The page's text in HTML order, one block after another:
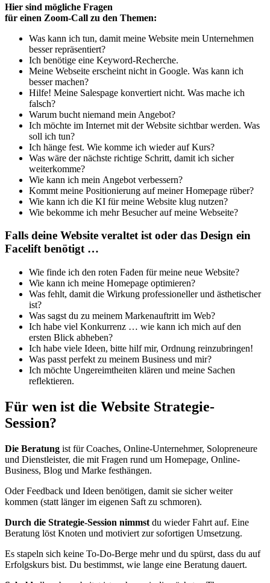
Hier sind mögliche Fragen
für einen Zoom-Call zu den Themen:
Was kann ich tun, damit meine Website mein Unternehmen
besser repräsentiert?
Ich benötige eine Keyword-Recherche.
Meine Webseite erscheint nicht in Google. Was kann ich
besser machen?
Hilfe! Meine Salespage konvertiert nicht. Was mache ich
falsch?
Warum bucht niemand mein Angebot?
Ich möchte im Internet mit der Website sichtbar werden. Was
soll ich tun?
Ich hänge fest. Wie komme ich wieder auf Kurs?
Was wäre der nächste richtige Schritt, damit ich sicher
weiterkomme?
Wie kann ich mein Angebot verbessern?
Kommt meine Positionierung auf meiner Homepage rüber?
Wie kann ich die KI für meine Website klug nutzen?
Wie bekomme ich mehr Besucher auf meine Webseite?
Falls deine Website veraltet ist oder das Design ein
Facelift benötigt …
Wie finde ich den roten Faden für meine neue Website?
Wie kann ich meine Homepage optimieren?
Was fehlt, damit die Wirkung professioneller und ästhetischer
ist?
Was sagst du zu meinem Markenauftritt im Web?
Ich habe viel Konkurrenz … wie kann ich mich auf den
ersten Blick abheben?
Ich habe viele Ideen, bitte hilf mir, Ordnung reinzubringen!
Was passt perfekt zu meinem Business und mir?
Ich möchte Ungereimtheiten klären und meine Sachen
reflektieren.
Für wen ist die Website Strategie-
Session?
Die Beratung ist für Coaches, Online-Unternehmer, Solopreneure
und Dienstleister, die mit Fragen rund um Homepage, Online-
Business, Blog und Marke festhängen.
Oder Feedback und Ideen benötigen, damit sie sicher weiter
kommen (statt länger im eigenen Saft zu schmoren).
Durch die Strategie-Session nimmst du wieder Fahrt auf. Eine
Beratung löst Knoten und motiviert zur sofortigen Umsetzung.
Es stapeln sich keine To-Do-Berge mehr und du spürst, dass du auf
Erfolgskurs bist. Du bestimmst, wie lange eine Beratung dauert.